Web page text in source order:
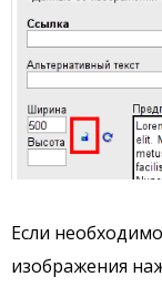
Если
изображения